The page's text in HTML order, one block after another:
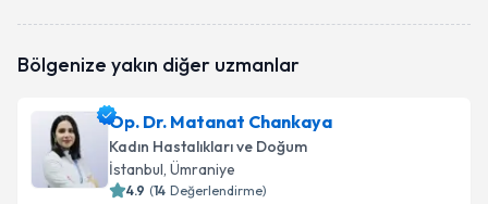
oluşturun. Size bu uzmandan randevu almanız için bir
E-posta Adresiniz
Bölgenize yakın diğer uzmanlar
Op. Dr. Matanat Chankaya
Kadın Hastalıkları ve Doğum
İstanbul, Ümraniye
4.9 (14 Değerlendirme)